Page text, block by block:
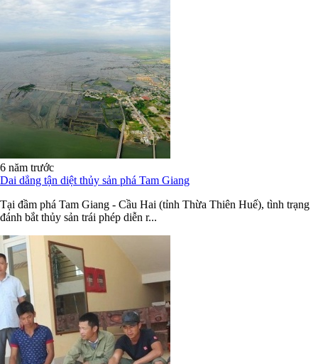
6 năm trước
Dai dẳng tận diệt thủy sản phá Tam Giang
Tại đầm phá Tam Giang - Cầu Hai (tỉnh Thừa Thiên Huế), tình trạng
đánh bắt thủy sản trái phép diễn r...